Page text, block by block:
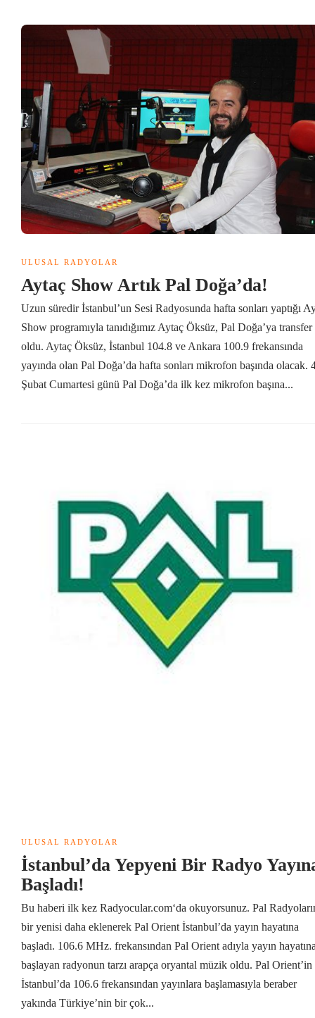
ULUSAL RADYOLAR
Aytaç Show Artık Pal Doğa’da!
Uzun süredir İstanbul’un Sesi Radyosunda hafta sonları yaptığı
Show programıyla tanıdığımız Aytaç Öksüz, Pal Doğa’ya transfer
oldu. Aytaç Öksüz, İstanbul 104.8 ve Ankara 100.9 frekansında
yayında olan Pal Doğa’da hafta sonları mikrofon başında olacak.
Şubat Cumartesi günü Pal Doğa’da ilk kez mikrofon başına...
ULUSAL RADYOLAR
İstanbul’da Yepyeni Bir Radyo
Başladı!
Bu haberi ilk kez Radyocular.com‘da okuyorsunuz. Pal
bir yenisi daha eklenerek Pal Orient İstanbul’da yayın hayatına
başladı. 106.6 MHz. frekansından Pal Orient adıyla yayın
başlayan radyonun tarzı arapça oryantal müzik oldu. Pal Orient’in
İstanbul’da 106.6 frekansından yayınlara başlamasıyla beraber
yakında Türkiye’nin bir çok...